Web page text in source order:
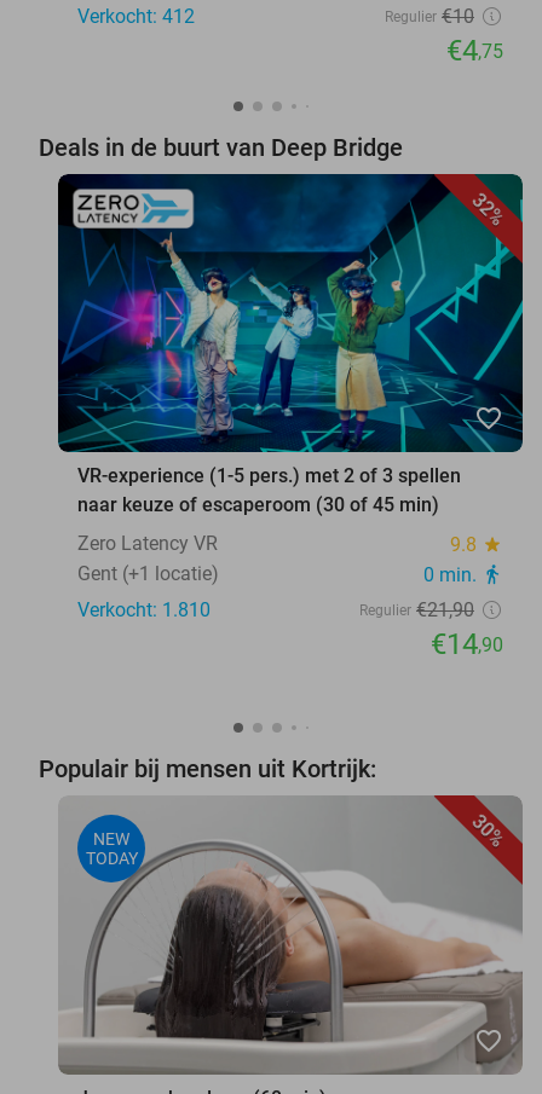
Verkocht: 412
Regulier €10
€4,75
Deals in de buurt van Deep Bridge
32%
favorite_border
VR-experience (1-5 pers.) met 2 of 3 spellen
naar keuze of escaperoom (30 of 45 min)
Zero Latency VR
9.8 star
Gent (+1 locatie) 0 min. directions_walk
Verkocht: 1.810 Regulier €21,90
€14,90
Populair bij mensen uit Kortrijk:
30%
NEW
TODAY
favorite_border